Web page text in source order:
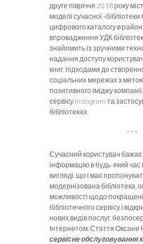
друге півріччя 2018 року
моделі сучасної «бібліотеки
цифрового каталогу в
впровадження УДК
знайомить із зручними
надання доступу
книг, підходами до
соціальних мережах з
позитивного іміджу
сервісу Instagram та
бібліотеках.
* * *
Сучасний користувач
інформацію в будь-який час
вигляді, що і має
модернізована бібліотека,
можливості щодо
бібліотечного сервісу і
нових видів послуг,
Інтернетом. Стаття Оксани
сервісне обслуговування